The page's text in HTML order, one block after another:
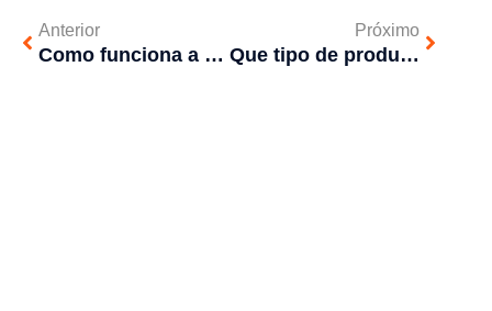
Anterior
Como funciona a descupinização?
Próximo
Que tipo de produto usar para limpar a caixa d’água?